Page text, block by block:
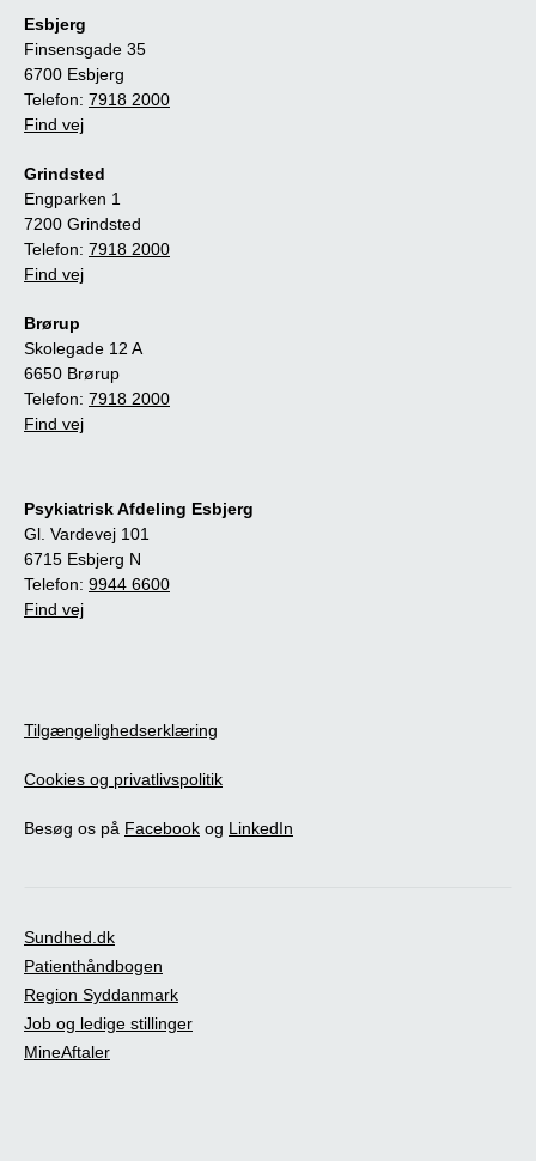
Esbjerg
Finsensgade 35
6700 Esbjerg
Telefon: 7918 2000
Find vej
Grindsted
Engparken 1
7200 Grindsted
Telefon: 7918 2000
Find vej
Brørup
Skolegade 12 A
6650 Brørup
Telefon: 7918 2000
Find vej
Psykiatrisk Afdeling Esbjerg
Gl. Vardevej 101
6715 Esbjerg N
Telefon: 9944 6600
Find vej
Tilgængelighedserklæring
Cookies og privatlivspolitik
Besøg os på Facebook og LinkedIn
Sundhed.dk
Patienthåndbogen
Region Syddanmark
Job og ledige stillinger
MineAftaler